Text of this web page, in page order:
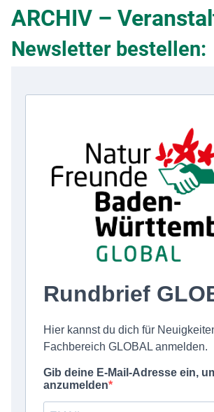
ARCHIV –
Newsletter bestellen: